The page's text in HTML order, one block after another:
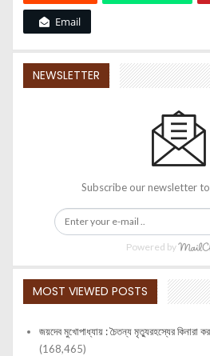
Email
NEWSLETTER
Subscribe our newsletter
Powered by
MOST VIEWED POSTS
জয়দেব মুখোপাধ্যায় : চৈতন্য মৃত্যুরহস্যের কিনারা
(168,465)